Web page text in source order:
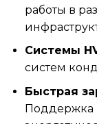
работы в
Системы
систем
Быстрая
Поддержка